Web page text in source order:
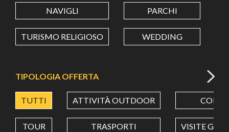
LONGITUDINE
Value in decimal degrees. Use dot (.) as decimal separator.
NAVIGLI PARCHI
TURISMO RELIGIOSO WEDDING
TIPOLOGIA OFFERTA
TUTTI ATTIVITÀ OUTDOOR CORSI
TOUR TRASPORTI VISITE